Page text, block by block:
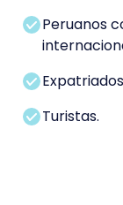
Peruanos
Turistas.